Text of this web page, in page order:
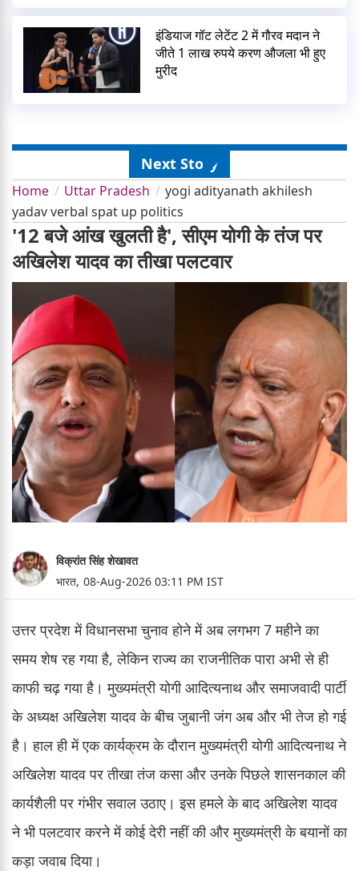
इंडियाज गॉट लेटेंट 2 में गौरव मदान ने
जीते 1 लाख रुपये करण औजला भी हुए
मुरीद
Next Story
Home Uttar Pradesh
yogi adityanath akhilesh
yadav verbal spat up politics
'12 बजे आंख खुलती है', सीएम योगी के तंज पर
अखिलेश यादव का तीखा पलटवार
विक्रांत सिंह शेखावत
भारत, 08-Aug-2026 03:11 PM IST
उत्तर प्रदेश में विधानसभा चुनाव होने में अब लगभग 7 महीने का
समय शेष रह गया है, लेकिन राज्य का राजनीतिक पारा अभी से ही
काफी चढ़ गया है। मुख्यमंत्री योगी आदित्यनाथ और समाजवादी पार्टी
के अध्यक्ष अखिलेश यादव के बीच जुबानी जंग अब और भी तेज हो गई
है। हाल ही में एक कार्यक्रम के दौरान मुख्यमंत्री योगी आदित्यनाथ ने
अखिलेश यादव पर तीखा तंज कसा और उनके पिछले शासनकाल की
कार्यशैली पर गंभीर सवाल उठाए। इस हमले के बाद अखिलेश यादव
ने भी पलटवार करने में कोई देरी नहीं की और मुख्यमंत्री के बयानों का
कड़ा जवाब दिया।